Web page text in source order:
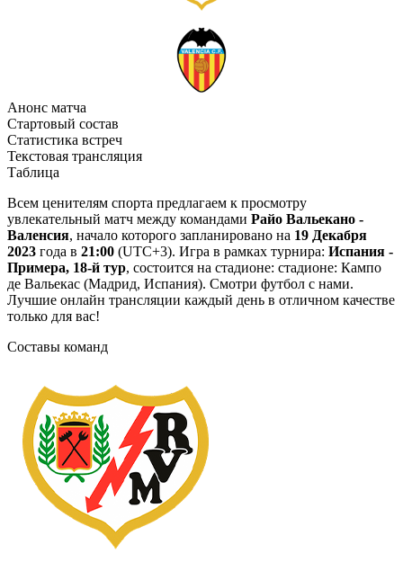
Анонс матча
Стартовый состав
Статистика встреч
Текстовая трансляция
Таблица
Всем ценителям спорта предлагаем к просмотру
увлекательный матч между командами Райо Вальекано -
Валенсия, начало которого запланировано на 19 Декабря
2023 года в 21:00 (UTC+3). Игра в рамках турнира: Испания -
Примера, 18-й тур, состоится на стадионе: стадионе: Кампо
де Вальекас (Мадрид, Испания). Смотри футбол с нами.
Лучшие онлайн трансляции каждый день в отличном качестве
только для вас!
Составы команд